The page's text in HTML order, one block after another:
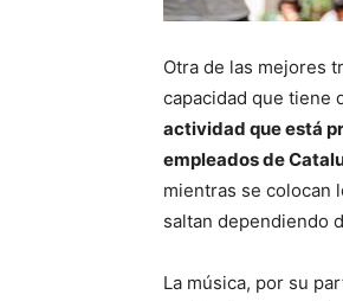
Otra de las mejores
capacidad que tiene
actividad que está
empleados de
mientras se colocan
saltan dependiendo
La música, por su